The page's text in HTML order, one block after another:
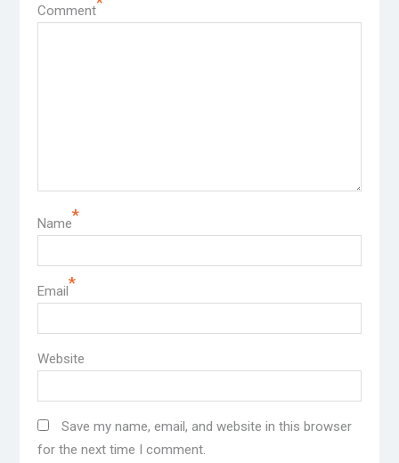
Comment
Name*
Email*
Website
Save my name, email, and website in this browser
for the next time I comment.